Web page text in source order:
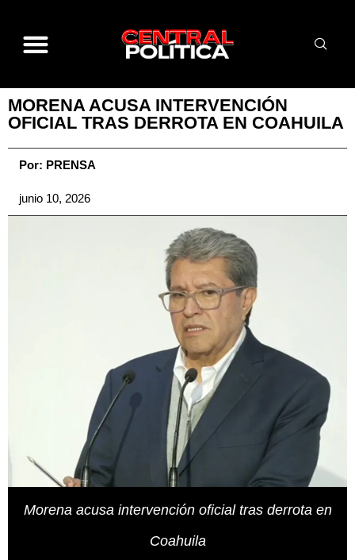
MORENA ACUSA INTERVENCIÓN
OFICIAL TRAS DERROTA EN COAHUILA
Por: PRENSA
junio 10, 2026
Morena acusa intervención oficial tras derrota en
Coahuila